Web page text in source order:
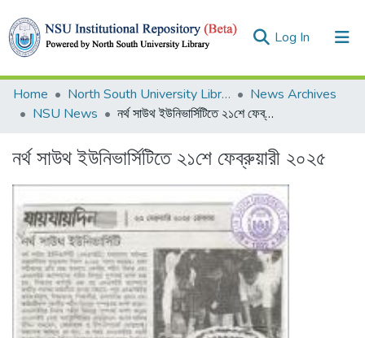
Log In (current)
Collections
Statistics
Home North South University Library
News Archives
NSU News
নর্থ সাউথ ইউনিভার্সিটিতে ২১শে ফেব্রুয়ারী ২০২৫
নর্থ সাউথ ইউনিভার্সিটিতে ২১শে ফেব্রুয়ারী ২০২৫